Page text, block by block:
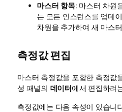
마스터 항목: 마스터 차원
는 모든 인스턴스를 업데
차원을 추가하여 새 마스
측정값 편집
마스터 측정값을 포함한 측정값
성 패널의 데이터에서 편집하려
측정값에는 다음 속성이 있습니